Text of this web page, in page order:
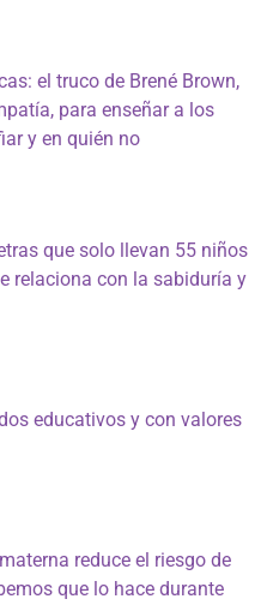
el truco de Brené Brown,
para enseñar a los
y en quién no
que solo llevan 55 niños
relaciona con la sabiduría y
educativos y con valores
reduce el riesgo de
que lo hace durante